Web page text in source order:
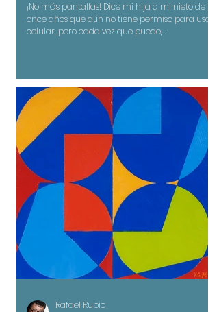
¡No más pantallas! Dice mi hija a mi nieto de
once años que aún no tiene permiso para usar
celular, pero cada vez que puede,
Rafael Rubio